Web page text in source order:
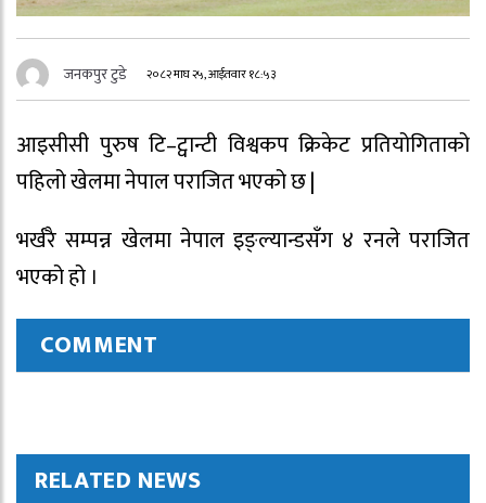
जनकपुर टुडे २०८२ माघ २५, आईतवार १८:५३
आइसीसी पुरुष टि–ट्वान्टी विश्वकप क्रिकेट प्रतियोगिताको
पहिलो खेलमा नेपाल पराजित भएको छ |
भर्खरै सम्पन्न खेलमा नेपाल इङ्ल्यान्डसँग ४ रनले पराजित
भएको हो ।
COMMENT
RELATED NEWS